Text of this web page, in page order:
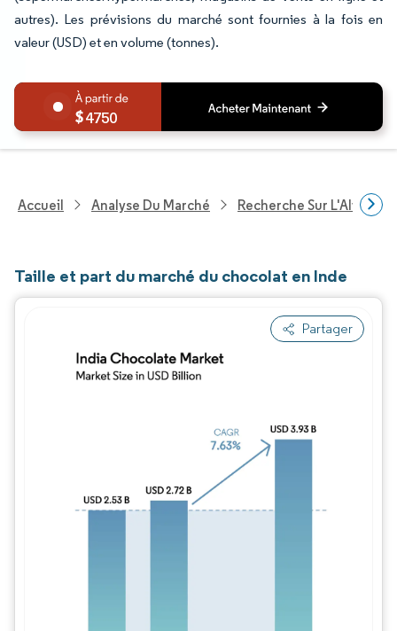
autres). Les prévisions du marché sont fournies à la fois en
valeur (USD) et en volume (tonnes).
4750
Accueil Analyse Du Marché Recherche Sur
Taille et part du marché du chocolat en Inde
Partager